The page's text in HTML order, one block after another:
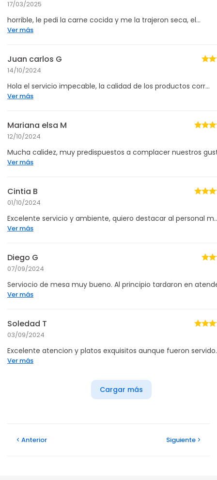
17/03/2025
horrible, le pedi la carne cocida y me la trajeron seca, el...
Ver más
Juan carlos G
14/10/2024
Hola el servicio impecable, la calidad de los productos corr...
Ver más
Mariana elsa M
12/10/2024
Mucha calidez, muy predispuestos a complacer nuestros
Ver más
Cintia B
01/10/2024
Excelente servicio y ambiente, quiero destacar al personal
Ver más
Diego G
07/09/2024
Serviocio de mesa muy bueno. Al principio tardaron en
Ver más
Soledad T
03/09/2024
Excelente atencion y platos exquisitos aunque fueron
Ver más
Cargar más
Anterior Siguiente